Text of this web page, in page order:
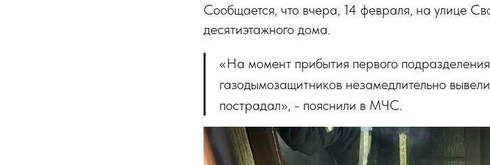
Сообщается, что вчера, 14 февраля, на улице
десятиэтажного дома.
«На момент прибытия первого
газодымозащитников незамедлительно
пострадал», - пояснили в МЧС.